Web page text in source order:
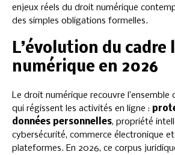
enjeux réels du droit numérique
des simples obligations formelles.
L’évolution du
numérique en 2026
Le droit numérique recouvre l’ensemble
qui régissent les activités en ligne :
données personnelles, propriété
cybersécurité, commerce électronique
plateformes. En 2026, ce corpus